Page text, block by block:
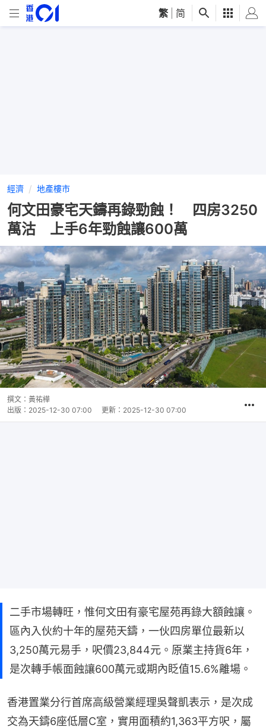
繁 简
經濟 地產樓市
何文田豪宅天鑄再錄勁蝕！ 四房3250
萬沽 上手6年勁蝕讓600萬
撰文： 黃祐樺
出版： 2025-12-30 07:00 更新： 2025-12-30 07:00
二手市場轉旺，惟何文田有豪宅屋苑再錄大額蝕讓。
區內入伙約十年的屋苑天鑄，一伙四房單位最新以
3,250萬元易手，呎價23,844元。原業主持貨6年，
是次轉手帳面蝕讓600萬元或期內眨值15.6%離場。
香港置業分行首席高級營業經理吳聲凱表示，是次成
交為天鑄6座低層C室，實用面積約1,363平方呎，屬